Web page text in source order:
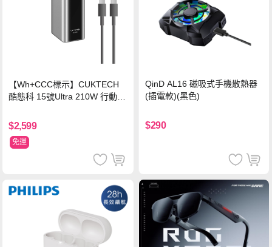
【Wh+CCC標示】CUKTECH
酷態科 15號Ultra 210W 行動電
$2,599
免運
QinD AL16 磁吸式手機散熱器
(插電款)(黑色)
$290